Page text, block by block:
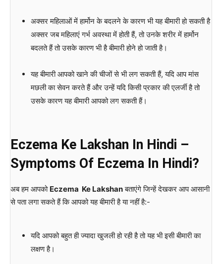
अक्सर महिलाओं में हार्मोन के बदलने के कारण भी यह बीमारी हो सकती है
अक्सर जब महिलाएं गर्भ अवस्था में होती हैं, तो उनके शरीर में हार्मोन
बदलते हैं तो उसके कारण भी है बीमारी होने हो जाती है।
यह बीमारी आपको खाने की चीजों से भी लग सकती हैं, यदि आप मांस
मछली का सेवन करते हैं और उन्हें यदि किसी प्रकार की एलर्जी है तो
उसके कारण यह बीमारी आपको लग सकती हैं।
Eczema Ke Lakshan In Hindi –
Symptoms Of Eczema In Hindi?
अब हम आपको Eczema Ke Lakshanबताएंगे जिन्हें देखकर आप आसानी
से पता लगा सकते हैं कि आपको यह बीमारी है या नहीं है:-
यदि आपको बहुत ही ज्यादा खुजली हो रही है तो यह भी इसी बीमारी का
लक्षण है।